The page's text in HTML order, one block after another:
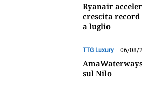
Ryanair
crescita record
a luglio
TTG Luxury 06/08/
sul Nilo